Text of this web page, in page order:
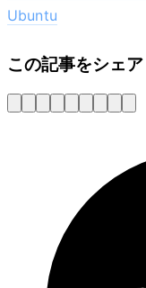
Ubuntu
この記事をシェア